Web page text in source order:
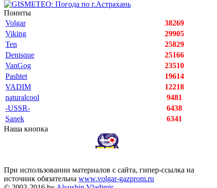
Поинты
Volgar
38269
Viking
29905
Ten
25829
Denisque
25166
VanGog
23510
Pashtet
19614
VADIM
12218
naturalcool
9481
-USSR-
6438
Sanek
6341
Наша кнопка
При использовании материалов с сайта, гипер-ссылка на
источник обязательна www.volgar-gazprom.ru